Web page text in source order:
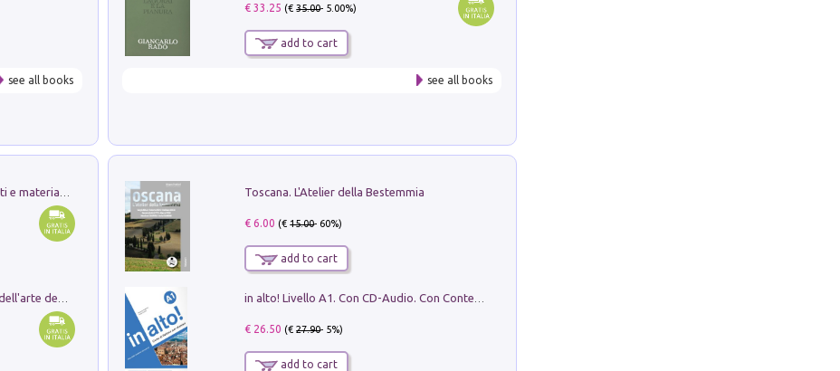
see all books
€ 33.25 (€35.00- 5.00%)
add to cart
see all books
Toscana. L'Atelier della Bestemmia
€ 6.00 (€15.00- 60%)
add to cart
€ 26.50 (€27.90- 5%)
add to cart